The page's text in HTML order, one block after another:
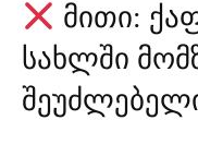
მითი:
სახლში